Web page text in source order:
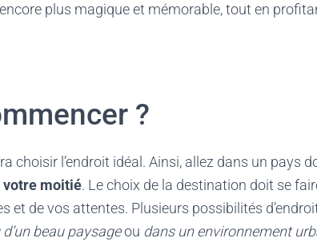
plus magique et mémorable, tout en
?
choisir l’endroit idéal. Ainsi, allez dans un pays
votre moitié. Le choix de la destination doit se
et de vos attentes. Plusieurs possibilités
beau paysageou dans un environnement